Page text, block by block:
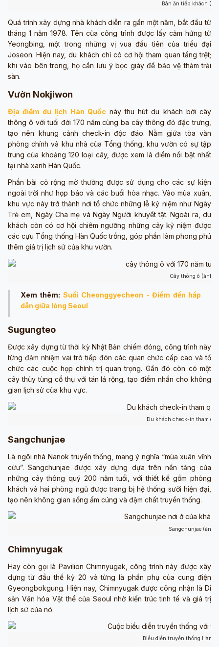
Bàn ăn tiếp khách
Quá trình xây dựng nhà khách diễn ra gần một năm, bắt đầu từ
tháng 1 năm 1978. Tên của công trình được lấy cảm hứng từ
Yeongbing, một trong những vị vua đầu tiên của triều đại
Joseon. Hiện nay, du khách chỉ có cơ hội tham quan tầng trệt;
khi vào bên trong, họ cần lưu ý bọc giày để bảo vệ thảm trải
sàn.
Vườn Nokjiwon
Địa điểm du lịch Hàn Quốc này thu hút du khách bởi cây
thông ô với tuổi đời 170 năm cùng ba cây thông đỏ đặc trưng,
tạo nên khung cảnh check-in độc đáo. Nằm giữa tòa văn
phòng chính và khu nhà của Tổng thống, khu vườn có sự tập
trung của khoảng 120 loại cây, được xem là điểm nổi bật nhất
tại nhà xanh Hàn Quốc.
Phần bãi cỏ rộng mở thường được sử dụng cho các sự kiện
ngoài trời như họp báo và các buổi hòa nhạc. Vào mùa xuân,
khu vực này trở thành nơi tổ chức những lễ kỷ niệm như Ngày
Trẻ em, Ngày Cha mẹ và Ngày Người khuyết tật. Ngoài ra, du
khách còn có cơ hội chiêm ngưỡng những cây kỷ niệm được
các cựu Tổng thống Hàn Quốc trồng, góp phần làm phong phú
thêm giá trị lịch sử của khu vườn.
Cây thông ô (ảnh
Xem thêm: Suối Cheonggyecheon - Điểm đến hấp
dẫn giữa lòng Seoul
Sugungteo
Được xây dựng từ thời kỳ Nhật Bản chiếm đóng, công trình này
từng đảm nhiệm vai trò tiếp đón các quan chức cấp cao và tổ
chức các cuộc họp chính trị quan trọng. Gần đó còn có một
cây thủy tùng cổ thụ với tán lá rộng, tạo điểm nhấn cho không
gian lịch sử của khu vực.
Du khách check-in tham
Sangchunjae
Là ngôi nhà Nanok truyền thống, mang ý nghĩa “mùa xuân vĩnh
cửu”. Sangchunjae được xây dựng dựa trên nền tảng của
những cây thông quý 200 năm tuổi, với thiết kế gồm phòng
khách và hai phòng ngủ được trang bị hệ thống sưởi hiện đại,
tạo nên không gian sống ấm cúng và đậm chất truyền thống.
Sangchunjae (ảnh
Chimnyugak
Hay còn gọi là Pavilion Chimnyugak, công trình này được xây
dựng từ đầu thế kỷ 20 và từng là phần phụ của cung điện
Gyeongbokgung. Hiện nay, Chimnyugak được công nhận là Di
sản Văn hóa Vật thể của Seoul nhờ kiến trúc tinh tế và giá trị
lịch sử của nó.
Biểu diễn truyền thống Hàn